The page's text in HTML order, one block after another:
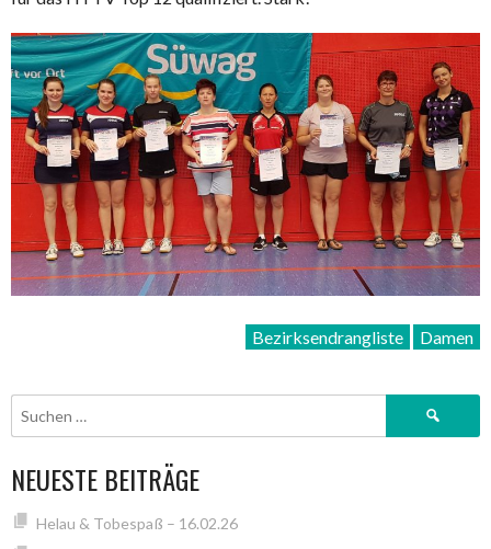
Bezirksendrangliste Damen
Suchen
NEUESTE BEITRÄGE
Helau & Tobespaß – 16.02.26